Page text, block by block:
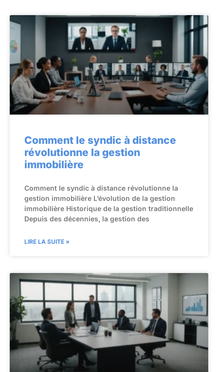
Comment le syndic à distance
révolutionne la gestion
immobilière
Comment le syndic à distance révolutionne la
gestion immobilière L’évolution de la gestion
immobilière Historique de la gestion traditionnelle
Depuis des décennies, la gestion des
LIRE LA SUITE »